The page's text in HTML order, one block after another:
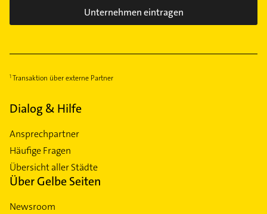
Unternehmen eintragen
Transaktion über externe Partner
Dialog & Hilfe
Ansprechpartner
Häufige Fragen
Übersicht aller Städte
Über Gelbe Seiten
Newsroom